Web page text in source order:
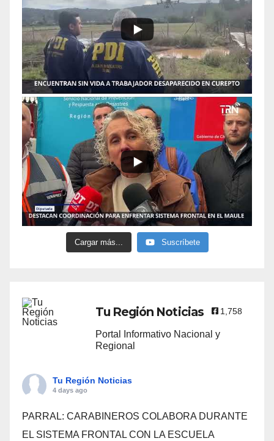
Cargar más... Suscríbete
Tu Región Noticias 1,758
Portal Informativo Nacional y
Regional
Tu Región Noticias
4 days ago
PARRAL: CARABINEROS COLABORA DURANTE
EL SISTEMA FRONTAL CON LA ESCUELA